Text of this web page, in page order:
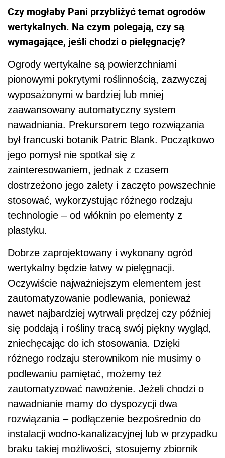
Czy mogłaby Pani przybliżyć temat ogrodów
wertykalnych. Na czym polegają, czy są
wymagające, jeśli chodzi o pielęgnację?
Ogrody wertykalne są powierzchniami
pionowymi pokrytymi roślinnością, zazwyczaj
wyposażonymi w bardziej lub mniej
zaawansowany automatyczny system
nawadniania. Prekursorem tego rozwiązania
był francuski botanik Patric Blank. Początkowo
jego pomysł nie spotkał się z
zainteresowaniem, jednak z czasem
dostrzeżono jego zalety i zaczęto powszechnie
stosować, wykorzystując różnego rodzaju
technologie – od włóknin po elementy z
plastyku.
Dobrze zaprojektowany i wykonany ogród
wertykalny będzie łatwy w pielęgnacji.
Oczywiście najważniejszym elementem jest
zautomatyzowanie podlewania, ponieważ
nawet najbardziej wytrwali prędzej czy później
się poddają i rośliny tracą swój piękny wygląd,
zniechęcając do ich stosowania. Dzięki
różnego rodzaju sterownikom nie musimy o
podlewaniu pamiętać, możemy też
zautomatyzować nawożenie. Jeżeli chodzi o
nawadnianie mamy do dyspozycji dwa
rozwiązania – podłączenie bezpośrednio do
instalacji wodno-kanalizacyjnej lub w przypadku
braku takiej możliwości, stosujemy zbiornik